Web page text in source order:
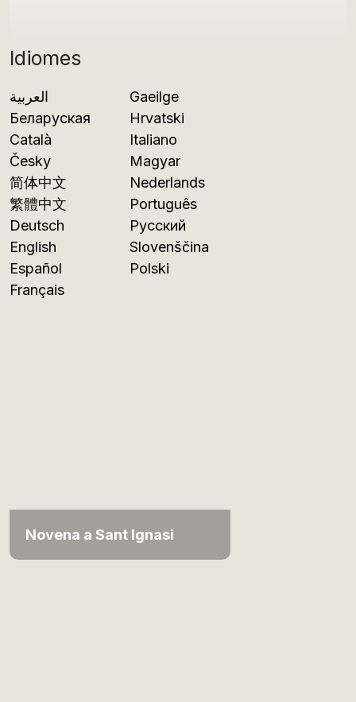
Idiomes
العربية
Беларуская
Català
Česky
简体中文
繁體中文
Deutsch
English
Español
Français
Gaeilge
Hrvatski
Italiano
Magyar
Nederlands
Português
Русский
Slovenščina
Polski
Novena a Sant Ignasi